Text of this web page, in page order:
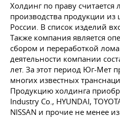
Холдинг по праву считается
производства продукции
России. В список изделий
Также компания является
сбором и переработкой
деятельности компании
лет. За этот период Юг-Мет
многих известных
Продукцию холдинга
Industry Co., HYUNDAI,
NISSAN и прочие не менее